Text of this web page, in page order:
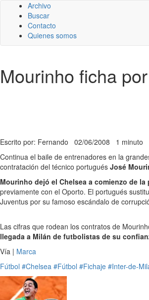
Archivo
Buscar
Contacto
Quienes somos
Mourinho ficha
Escrito por: Fernando 02/06/2008 1 minuto
Continua el baile de entrenadores en la
contratación del técnico portugués José
Mourinho dejó el Chelsea a comienzo de la
previamente con el Oporto. El portugués
Juventus por su famoso escándalo de
Las cifras que rodean los contratos de
llegada a Milán de futbolistas de su
Vía | Marca
Fútbol #Chelsea #Fútbol #Fichaje #Inter-de-